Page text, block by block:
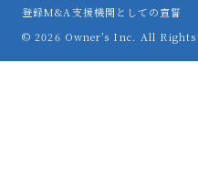
登録M&A支援機関としての宣誓
© 2026 Owner’s Inc. All Rights